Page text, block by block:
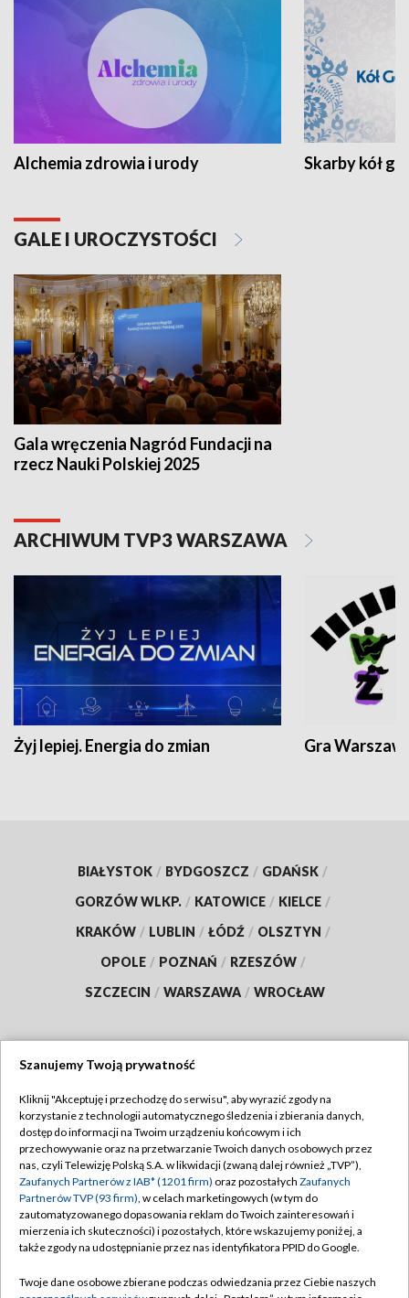
Alchemia zdrowia i urody Skarby kół
GALE I UROCZYSTOŚCI
Gala wręczenia Nagród Fundacji na
rzecz Nauki Polskiej 2025
ARCHIWUM TVP3 WARSZAWA
Żyj lepiej. Energia do zmian Gra
BIAŁYSTOK / BYDGOSZCZ / GDAŃSK /
GORZÓW WLKP. / KATOWICE / KIELCE /
KRAKÓW / LUBLIN / ŁÓDŹ / OLSZTYN /
OPOLE / POZNAŃ / RZESZÓW /
SZCZECIN / WARSZAWA / WROCŁAW
TVP
Abonament TVP
Emisja w TVP
Centrum informacji TVP
Naziemna Telewizja Cyfrowa
Regulamin TVP
Polityka prywatności
Moje zgody
Pomoc
Szanujemy Twoją prywatność
Kliknij "Akceptuję i przechodzę do serwisu", aby wyrazić zgody na
korzystanie z technologii automatycznego śledzenia i zbierania danych,
dostęp do informacji na Twoim urządzeniu końcowym i ich
przechowywanie oraz na przetwarzanie Twoich danych osobowych przez
nas, czyli Telewizję Polską S.A. w likwidacji (zwaną dalej również „TVP”),
Zaufanych Partnerów z IAB* (1201 firm) oraz pozostałych Zaufanych
Partnerów TVP (93 firm), w celach marketingowych (w tym do
zautomatyzowanego dopasowania reklam do Twoich zainteresowań i
mierzenia ich skuteczności) i pozostałych, które wskazujemy poniżej, a
także zgody na udostępnianie przez nas identyfikatora PPID do Google.
Twoje dane osobowe zbierane podczas odwiedzania przez Ciebie naszych